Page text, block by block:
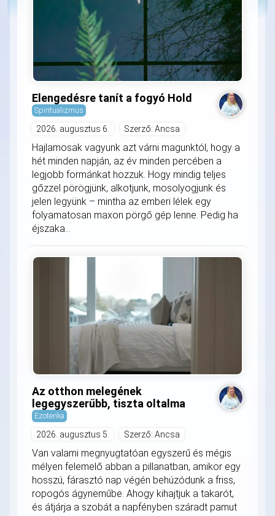
Elengedésre tanít a fogyó Hold
Spiritualizmus
2026. augusztus 6. Szerző: Ancsa
Hajlamosak vagyunk azt várni magunktól, hogy a
hét minden napján, az év minden percében a
legjobb formánkat hozzuk. Hogy mindig teljes
gőzzel pörögjünk, alkotjunk, mosolyogjunk és
jelen legyünk – mintha az emberi lélek egy
folyamatosan maxon pörgő gép lenne. Pedig ha
éjszaka...
Az otthon melegének
legegyszerűbb, tiszta oltalma
Ezoterika
2026. augusztus 5. Szerző: Ancsa
Van valami megnyugtatóan egyszerű és mégis
mélyen felemelő abban a pillanatban, amikor egy
hosszú, fárasztó nap végén behúzódunk a friss,
ropogós ágyneműbe. Ahogy kihajtjuk a takarót,
és átjárja a szobát a napfényben száradt pamut